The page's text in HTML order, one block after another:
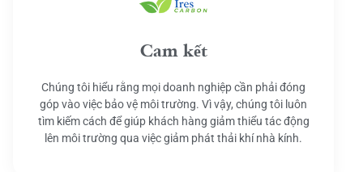
Cam kết
Chúng tôi hiểu rằng mọi doanh nghiệp cần phải đóng
góp vào việc bảo vệ môi trường. Vì vậy, chúng tôi luôn
tìm kiếm cách để giúp khách hàng giảm thiểu tác động
lên môi trường qua việc giảm phát thải khí nhà kính.